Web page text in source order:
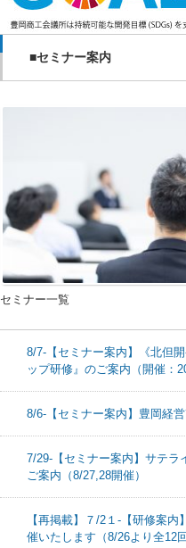
■セミナー案内
セミナー一覧
8/7-【セミナー案内】《北但
ップ研修』のご案内（開催：
8/6-【セミナー案内】豊岡経
7/29-【セミナー案内】サテラ
ご案内（8/27,28開催）
【再掲載】７/2１-【研修案
催いたします（8/26より全12回